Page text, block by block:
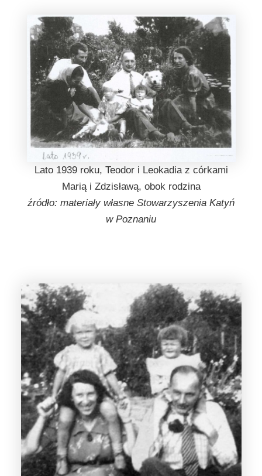
Lato 1939 roku, Teodor i Leokadia z córkami
Marią i Zdzisławą, obok rodzina
źródło: materiały własne Stowarzyszenia Katyń
w Poznaniu